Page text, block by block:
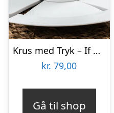
Krus med Tryk – If Dad Can’t Fix It
kr. 79,00
Gå til shop